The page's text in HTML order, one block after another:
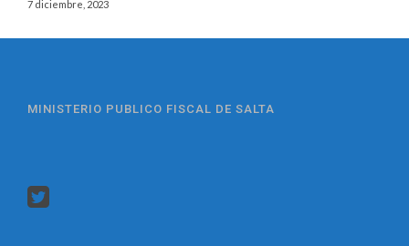
7 diciembre, 2023
MINISTERIO PUBLICO FISCAL DE SALTA